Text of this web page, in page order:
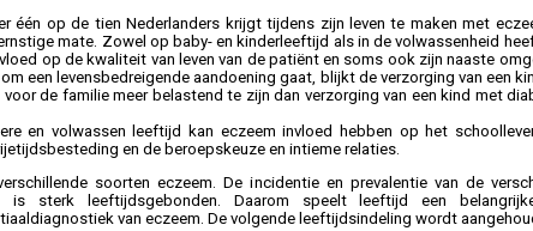
één op de tien Nederlanders krijgt tijdens zijn leven te maken met
mate. Zowel op baby- en kinderleeftijd als in de volwassenheid
op de kwaliteit van leven van de patiënt en soms ook zijn naaste
een levensbedreigende aandoening gaat, blijkt de verzorging van een
voor de familie meer belastend te zijn dan verzorging van een kind met
en volwassen leeftijd kan eczeem invloed hebben op het
en de beroepskeuze en intieme relaties.
soorten eczeem. De incidentie en prevalentie van de
is sterk leeftijdsgebonden. Daarom speelt leeftijd een
van eczeem. De volgende leeftijdsindeling wordt